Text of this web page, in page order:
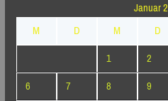
Januar
M
D M D
1
2
6
7 8 9